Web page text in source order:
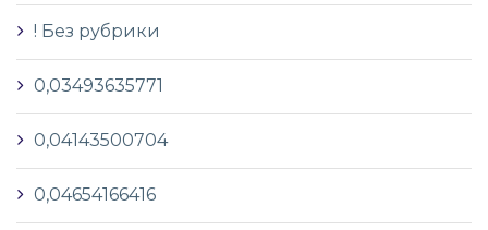
! Без рубрики
0,03493635771
0,04143500704
0,04654166416